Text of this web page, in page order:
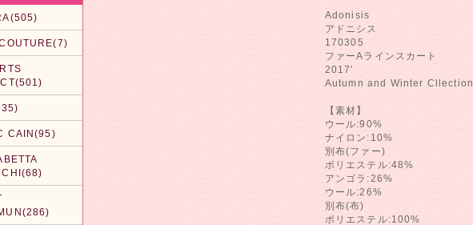
CAIN(95)
Adonisis
アドニシス
170305
ファーAラインスカート
2017'
Autumn and Winter Cllection
【素材】
ウール:90%
ナイロン:10%
別布(ファー)
ポリエステル:48%
アンゴラ:26%
ウール:26%
別布(布)
ポリエステル:100%